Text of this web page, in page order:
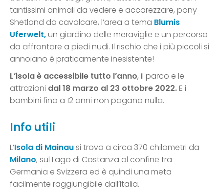
tantissimi animali da vedere e accarezzare, pony
Shetland da cavalcare, l’area a tema Blumis
Uferwelt,un giardino delle meraviglie e un percorso
da affrontare a piedi nudi. Il rischio che i più piccoli si
annoiano è praticamente inesistente!
L’isola è accessibile tutto l’anno, il parco e le
attrazioni dal 18 marzo al 23 ottobre 2022.E i
bambini fino a 12 anni non pagano nulla.
Info utili
L’Isola di Mainausi trova a circa 370 chilometri da
Milano, sul Lago di Costanza al confine tra
Germania e Svizzera ed è quindi una meta
facilmente raggiungibile dall’Italia.